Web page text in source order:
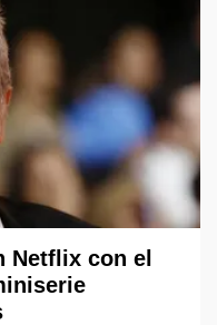
Netflix con el